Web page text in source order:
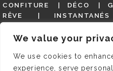
We value your
We use cookies to
experience, serve
CONFITURE
DÉCO
RÊVE
INSTANTANÉS
MES ADRESSES
MODE
GUIDE
PARIS EN
REVUE DE PRESSE